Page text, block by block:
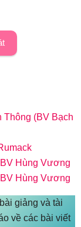
Thông (BV Bạch
Hùng Vương
Hùng Vương
giảng và tài
về các bài viết